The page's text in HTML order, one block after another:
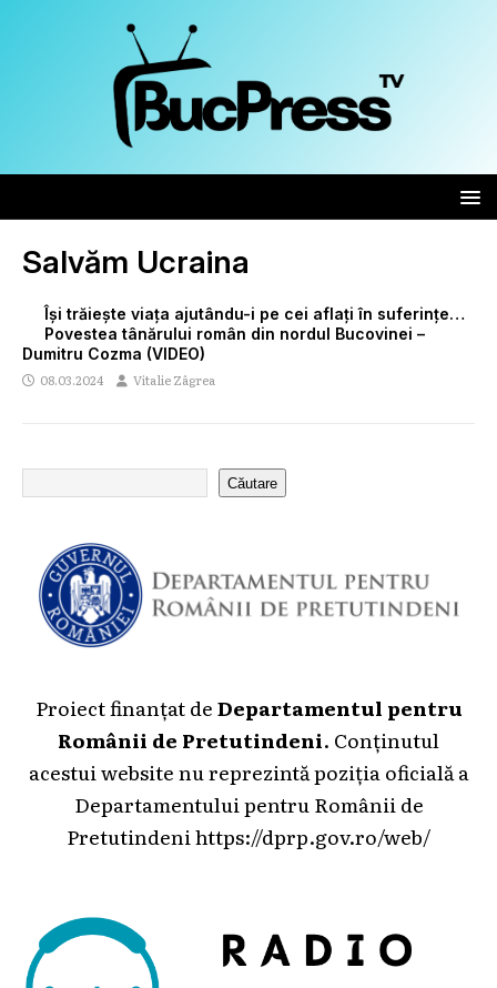
Salvăm Ucraina
Își trăiește viața ajutându-i pe cei aflați în suferințe…
Povestea tânărului român din nordul Bucovinei –
Dumitru Cozma (VIDEO)
08.03.2024 Vitalie Zâgrea
Căutare
Proiect finanțat deDepartamentul pentru
Românii de Pretutindeni. Conținutul
acestui website nu reprezintă poziția oficială a
Departamentului pentru Românii de
Pretutindenihttps://dprp.gov.ro/web/